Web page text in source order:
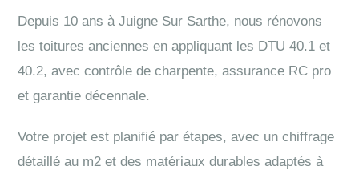
Depuis 10 ans à Juigne Sur Sarthe, nous rénovons
les toitures anciennes en appliquant les DTU 40.1 et
40.2, avec contrôle de charpente, assurance RC pro
et garantie décennale.
Votre projet est planifié par étapes, avec un chiffrage
détaillé au m2 et des matériaux durables adaptés à